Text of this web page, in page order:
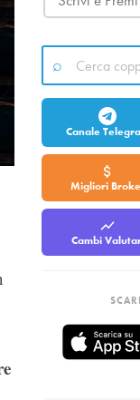
Canale
Migliori
Cambi